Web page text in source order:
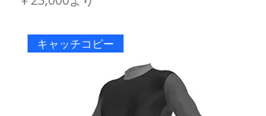
キャッチコピー